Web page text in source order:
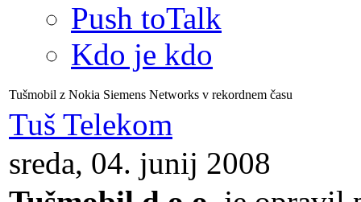
Push toTalk
Kdo je kdo
Tušmobil z Nokia Siemens Networks v rekordnem času
Tuš Telekom
sreda, 04. junij 2008